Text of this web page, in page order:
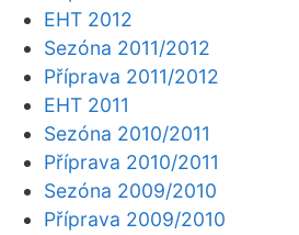
EHT 2012
Sezóna 2011/2012
Příprava 2011/2012
EHT 2011
Sezóna 2010/2011
Příprava 2010/2011
Sezóna 2009/2010
Příprava 2009/2010